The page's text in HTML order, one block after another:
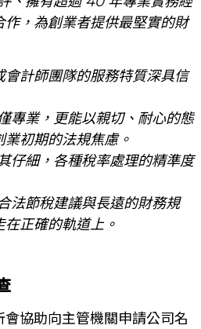
作，為創業者提供最堅實的財
計師團隊的服務特質深具信
專業，更能以親切、耐心的態
初期的法規焦慮。
仔細，各種稅率處理的精準度
法節稅建議與長遠的財務規
正確的軌道上。
協助向主管機關申請公司名